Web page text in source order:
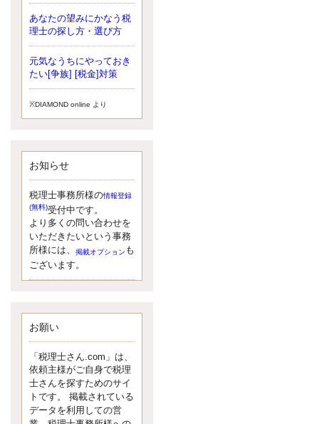
更新:2017年5月1日(大阪市北区)
---------------------
サクセス会計事務所
サクセス税理士のお役立ち
ブログ
平成２７年１月１日以降開始の相
続より、相続税の基礎控除額（相
続税が課税されない遺産の上限
しています。
更新:2017年5月1日(大阪市中央区)
湘南BUN税理士事務所
湘南のぽっちゃり女性税理
士松村文子と湘南ＢＵ
また最近、税理士試験のご相談を
受けることおおくなりました。受
験申し込み受け付け開始になるか
ダメと思う前に、全力で勝負して
みたいです！
京都のやわらか女性税理
イクメン税理士による税金
ブログです。
あなたの望みにかなう税
理士の探し方・選び方
元気なうちにやっておき
たい[争族] [税金]対策
※DIAMOND online より
お知らせ
税理士事務所様の情報登録
(無料)受付中です。
より多くの問い合わせを
いただきたいという事務
所様には、
掲載オプション も
ございます。
お願い
「税理士さん.com」は、
依頼主様がご自身で税理
士さんを探すためのサイ
トです。 掲載されている
データを利用しての営